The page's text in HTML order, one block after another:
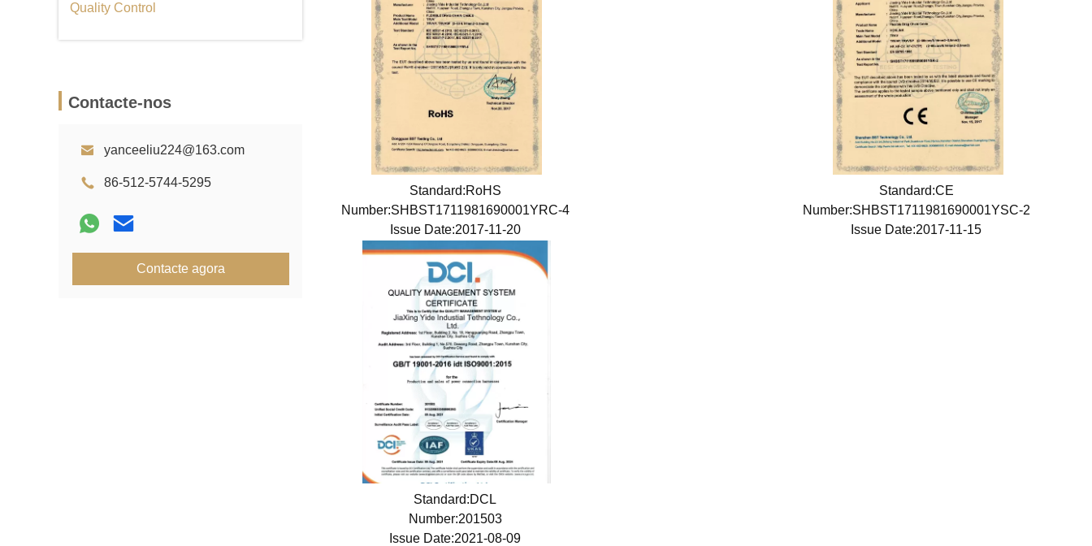
Quality Control
Contacte-nos
yanceeliu224@163.com
86-512-5744-5295
Contacte agora
Standard:RoHS
Number:SHBST1711981690001YRC-4
Issue Date:2017-11-20
Standard:CE
Number:SHBST1711981690001YSC-2
Issue Date:2017-11-15
Standard:DCL
Number:201503
Issue Date:2021-08-09